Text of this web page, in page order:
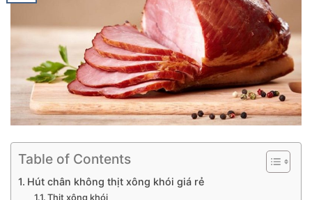
Table of Contents
Hút chân không thịt xông khói giá rẻ
Thịt xông khói